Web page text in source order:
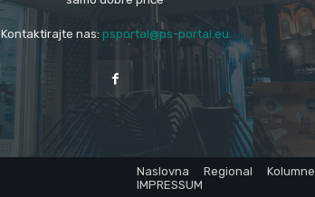
Kontaktirajte nas: psportal@ps-portal.eu
Naslovna Regional Kolumne
IMPRESSUM